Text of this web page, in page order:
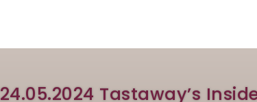
24.05.2024 Tastaway’s